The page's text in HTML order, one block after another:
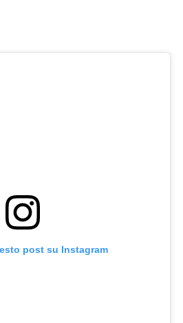
post su Instagram